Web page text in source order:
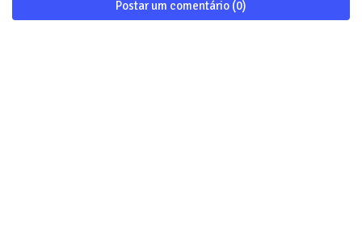
Postar um comentário (0)